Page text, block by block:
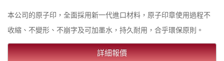
本公司的原子印，全面採用新一代進口材料，原子印章使用過程不
收縮、不變形、不崩字及可加墨水，持久耐用，合乎環保原則。
詳細報價